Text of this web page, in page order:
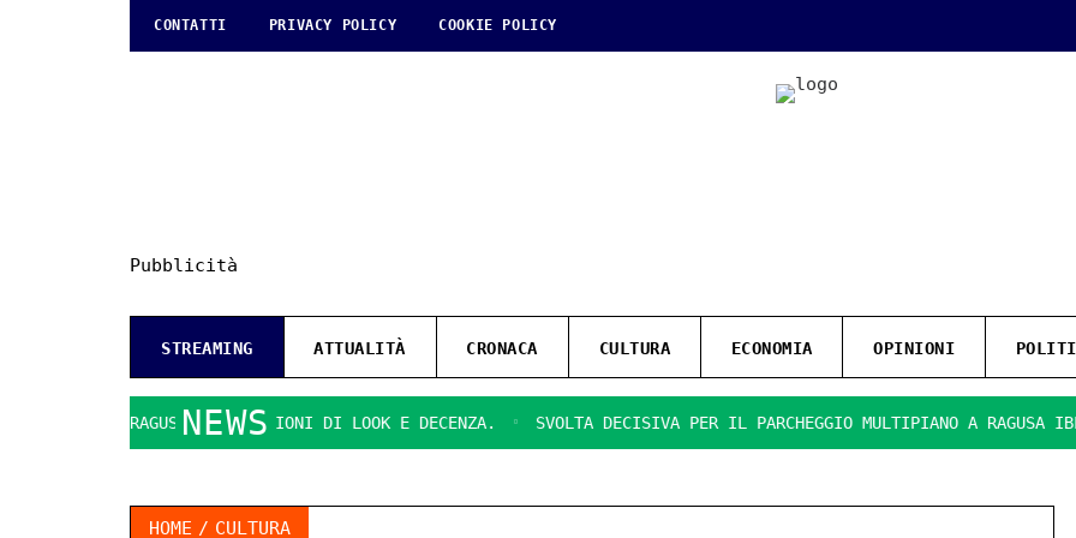
CONTATTI PRIVACY POLICY COOKIE POLICY
Pubblicità
STREAMING ATTUALITÀ CRONACA CULTURA ECONOMIA OPINIONI
NEWS
QUESTIONI DI LOOK E DECENZA. SVOLTA DECISIVA PER IL PARCHEGGIO MULTIPIANO A RAGUSA IBLA.
HOME CULTURA